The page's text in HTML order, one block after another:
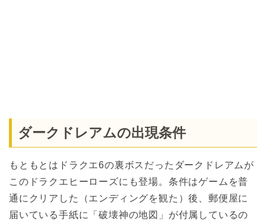
ダークドレアムの出現条件
もともとはドラクエ6の裏ボスだったダークドレアムが
このドラクエヒーローズにも登場。条件はゲームを普
通にクリアした（エンディングを観た）後、郵便屋に
届いている手紙に「破壊神の地図」が付属しているの